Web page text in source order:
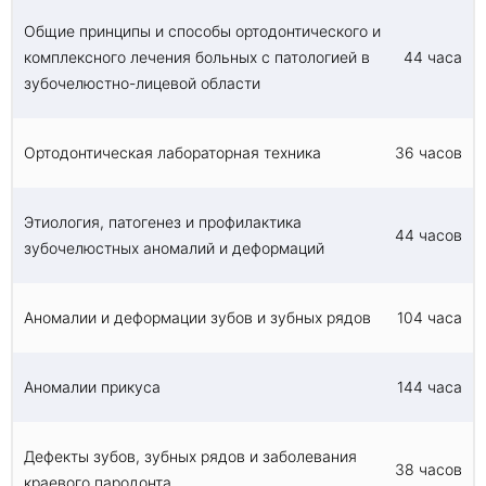
Общие принципы и способы ортодонтического и
комплексного лечения больных с патологией в
зубочелюстно-лицевой области
44 часа
Ортодонтическая лабораторная техника 36 часов
Этиология, патогенез и профилактика
зубочелюстных аномалий и деформаций
44 часов
Аномалии и деформации зубов и зубных рядов 104 часа
Аномалии прикуса 144 часа
Дефекты зубов, зубных рядов и заболевания
краевого пародонта
38 часов